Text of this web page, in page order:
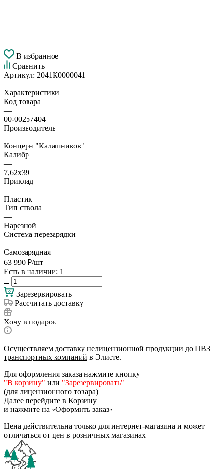
В избранное
Сравнить
Артикул: 2041К0000041
Характеристики
Код товара
—
00-00257404
Производитель
—
Концерн "Калашников"
Калибр
—
7,62х39
Приклад
—
Пластик
Тип ствола
—
Нарезной
Система перезарядки
—
Самозарядная
63 990 ₽/шт
Есть в наличии: 1
Зарезервировать
Рассчитать доставку
Хочу в подарок
Осуществляем доставку нелицензионной продукции до ПВЗ
транспортных компаний в Элисте.
Для оформления заказа нажмите кнопку
"В корзину" или "Зарезервировать"
(для лицензионного товара)
Далее перейдите в Корзину
и нажмите на «Оформить заказ»
Цена действительна только для интернет-магазина и может
отличаться от цен в розничных магазинах